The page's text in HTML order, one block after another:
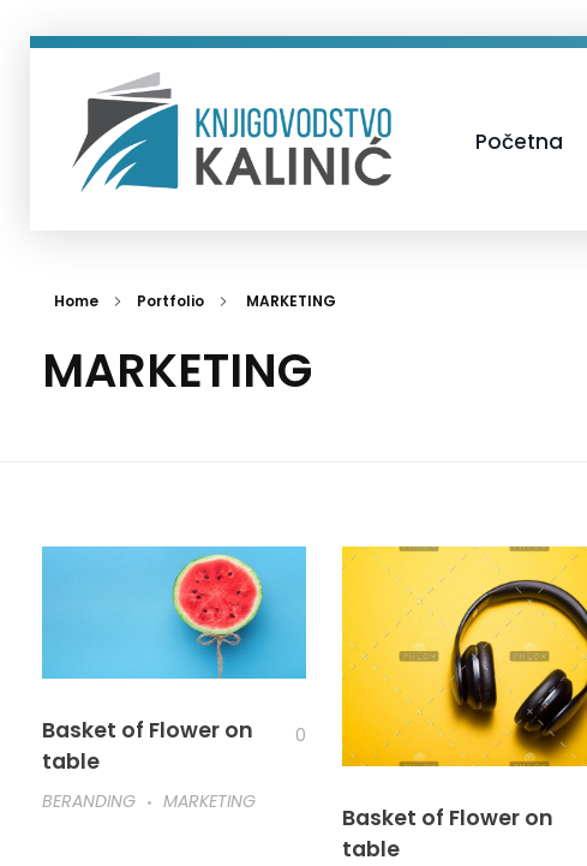
Početna
Home Portfolio MARKETING
MARKETING
Basket of Flower on
table
0
BERANDING MARKETING
Basket of Flower on
table